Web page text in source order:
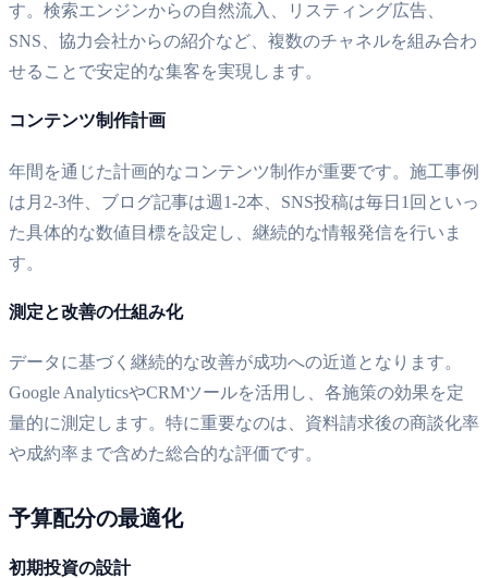
す。検索エンジンからの自然流入、リスティング広告、
SNS、協力会社からの紹介など、複数のチャネルを組み合わ
せることで安定的な集客を実現します。
コンテンツ制作計画
年間を通じた計画的なコンテンツ制作が重要です。施工事例
は月2-3件、ブログ記事は週1-2本、SNS投稿は毎日1回といっ
た具体的な数値目標を設定し、継続的な情報発信を行いま
す。
測定と改善の仕組み化
データに基づく継続的な改善が成功への近道となります。
Google AnalyticsやCRMツールを活用し、各施策の効果を定
量的に測定します。特に重要なのは、資料請求後の商談化率
や成約率まで含めた総合的な評価です。
予算配分の最適化
初期投資の設計